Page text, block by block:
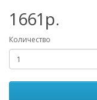
1661p.
Количество